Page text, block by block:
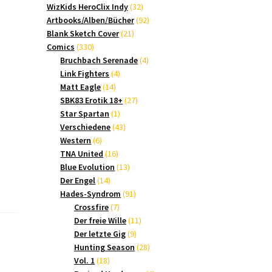
Produkte
WizKids HeroClix Indy 3232
Produkte
Artbooks/Alben/Bücher 9292
Blank Sketch Cover 2121
Comics 330330
Produkte
Bruchbach Serenade 44
Link Fighters 44
Matt Eagle 1414
Produkte
SBK83 Erotik 18+ 2727
Star Spartan 11
Produkt
Verschiedene 4343
Western 66
Produkte
TNA United 1616
Produkte
Blue Evolution 1313
Der Engel 1414
Produkte
Hades-Syndrom 9191
Crossfire 77
Produkte
Der freie Wille 1111
Der letzte Gig 99
Produkte
Hunting Season 2828
Vol. 1 1818